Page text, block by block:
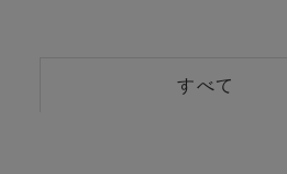
すべて